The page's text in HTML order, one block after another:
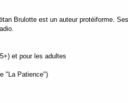
Brulotte est un auteur protéiforme.
et pour les adultes
"La Patience")